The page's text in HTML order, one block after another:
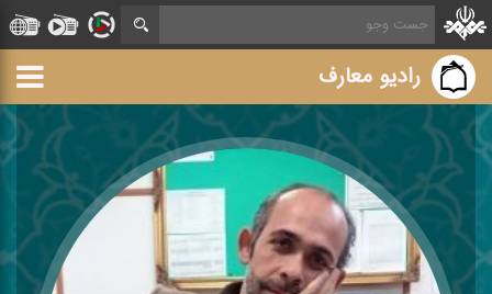
رادیو معارف